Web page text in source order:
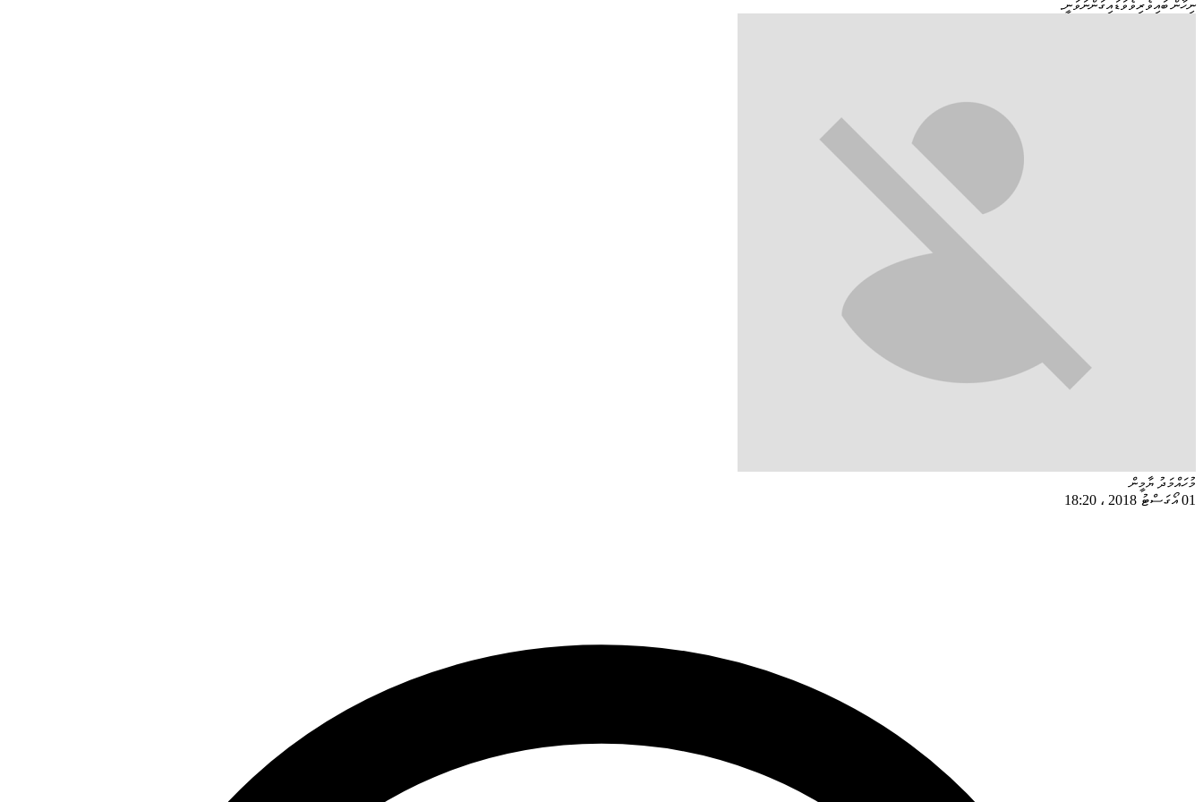
ނިހާން ބައިވެރިވެވަޑައިގަންނަވަނީ.
މުހައްމަދު ޔާމީން
01 އޯގަސްޓު 2018
، 18:20